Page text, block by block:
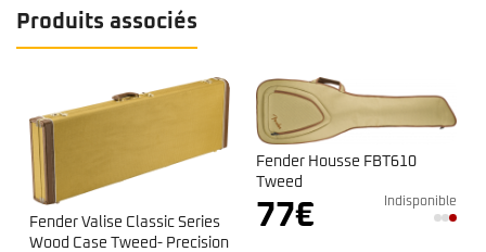
Produits associés
Fender Valise Classic Series
Wood Case Tweed- Precision
Fender Housse FBT610
Tweed
77€ Indisponible